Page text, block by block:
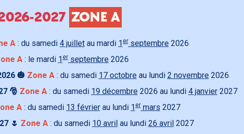
2027 ZONE A
A: du samedi 4 juilletau mardi 1 erseptembre 2026
A: le mardi 1erseptembre 2026
🎃 Zone A: du samedi 17 octobre au lundi 2 novembre 2026
🎅 Zone A: du samedi 19 décembre 2026 au lundi 4 janvier2027
A: du samedi 13 févrierau lundi 1ermars 2027
🌷 Zone A: du samedi 10 avril au lundi 26 avril 2027